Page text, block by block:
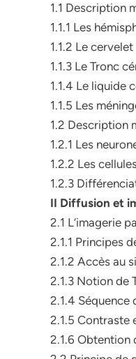
1.1 Description
1.1.1 Les
1.1.2 Le cervelet
1.1.3 Le Tronc
1.1.4 Le liquide
1.1.5 Les
1.2 Description
1.2.1 Les
1.2.2 Les
1.2.3
II Diffusion et
2.1 L’imagerie
2.1.1 Principes
2.1.2 Accès au
2.1.3 Notion de
2.1.4 Séquence
2.1.5 Contraste
2.1.6 Obtention